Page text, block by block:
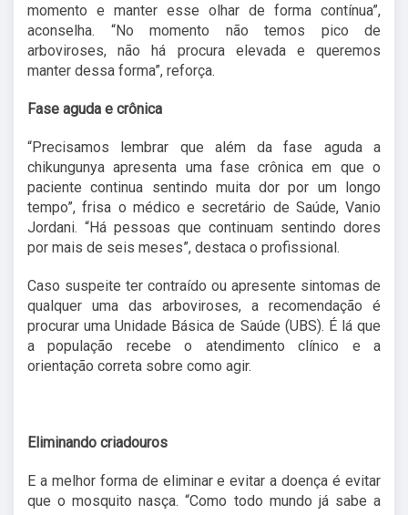
momento e manter esse olhar de forma contínua”,
aconselha. “No momento não temos pico de
arboviroses, não há procura elevada e queremos
manter dessa forma”, reforça.
Fase aguda e crônica
“Precisamos lembrar que além da fase aguda a
chikungunya apresenta uma fase crônica em que o
paciente continua sentindo muita dor por um longo
tempo”, frisa o médico e secretário de Saúde, Vanio
Jordani. “Há pessoas que continuam sentindo dores
por mais de seis meses”, destaca o profissional.
Caso suspeite ter contraído ou apresente sintomas de
qualquer uma das arboviroses, a recomendação é
procurar uma Unidade Básica de Saúde (UBS). É lá que
a população recebe o atendimento clínico e a
orientação correta sobre como agir.
Eliminando criadouros
E a melhor forma de eliminar e evitar a doença é evitar
que o mosquito nasça. “Como todo mundo já sabe a